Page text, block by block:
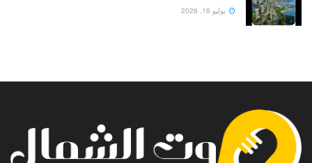
يوليو 16, 2026